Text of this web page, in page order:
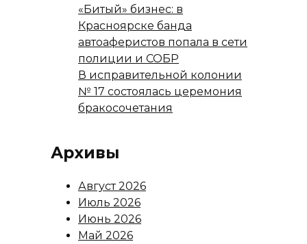
«Битый» бизнес: в
Красноярске банда
автоаферистов попала в сети
полиции и СОБР
В исправительной колонии
№ 17 состоялась церемония
бракосочетания
Архивы
Август 2026
Июль 2026
Июнь 2026
Май 2026